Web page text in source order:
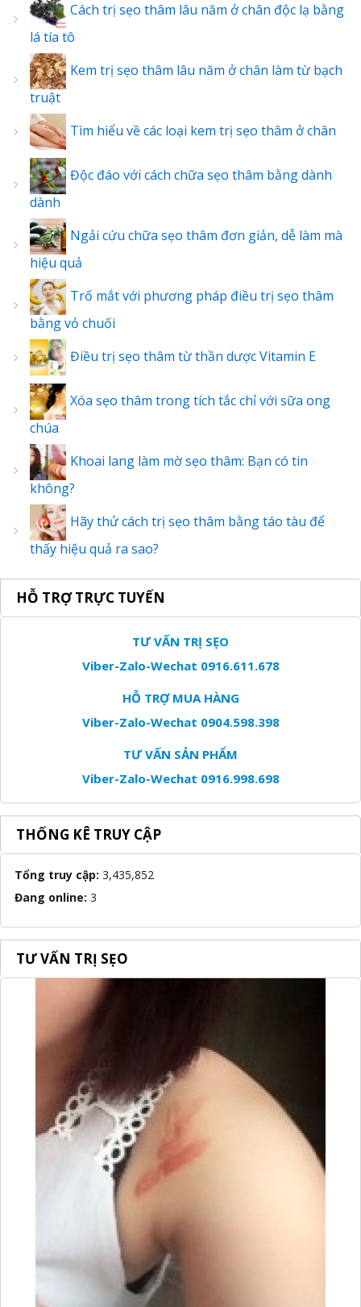
Cách trị sẹo thâm lâu năm ở chân độc lạ bằng
lá tía tô
Kem trị sẹo thâm lâu năm ở chân làm từ bạch
truật
Tìm hiểu về các loại kem trị sẹo thâm ở chân
Độc đáo với cách chữa sẹo thâm bằng dành
dành
Ngải cứu chữa sẹo thâm đơn giản, dễ làm mà
hiệu quả
Trố mắt với phương pháp điều trị sẹo thâm
bằng vỏ chuối
Điều trị sẹo thâm từ thần dược Vitamin E
Xóa sẹo thâm trong tích tắc chỉ với sữa ong
chúa
Khoai lang làm mờ sẹo thâm: Bạn có tin
không?
Hãy thử cách trị sẹo thâm bằng táo tàu để
thấy hiệu quả ra sao?
HỖ TRỢ TRỰC TUYẾN
TƯ VẤN TRỊ SẸO
Viber-Zalo-Wechat 0916.611.678
HỖ TRỢ MUA HÀNG
Viber-Zalo-Wechat 0904.598.398
TƯ VẤN SẢN PHẨM
Viber-Zalo-Wechat 0916.998.698
THỐNG KÊ TRUY CẬP
Tổng truy cập: 3,435,852
Đang online: 3
TƯ VẤN TRỊ SẸO